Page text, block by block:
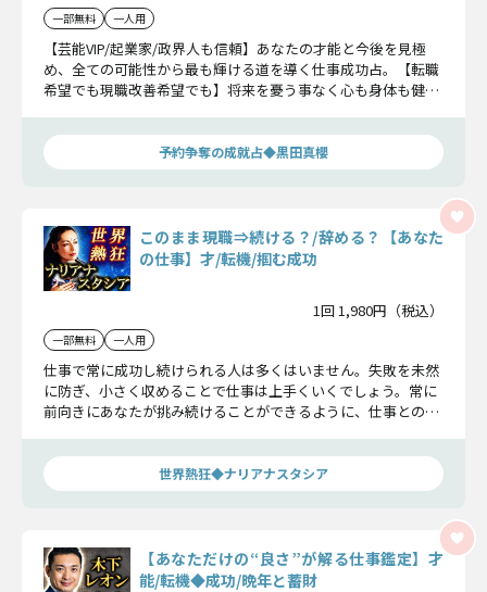
一部無料 一人用
【芸能VIP/起業家/政界人も信頼】あなたの才能と今後を見極
め、全ての可能性から最も輝ける道を導く仕事成功占。【転職
希望でも現職改善希望でも】将来を憂う事なく心も身体も健や
予約争奪の成就占◆黒田真櫻
このまま現職⇒続ける？/辞める？【あなた
の仕事】才/転機/掴む成功
1回 1,980円（税込）
一部無料 一人用
仕事で常に成功し続けられる人は多くはいません。失敗を未然
に防ぎ、小さく収めることで仕事は上手くいくでしょう。常に
前向きにあなたが挑み続けることができるように、仕事との付
世界熱狂◆ナリアナスタシア
【あなただけの“良さ”が解る仕事鑑定】才
能/転機◆成功/晩年と蓄財